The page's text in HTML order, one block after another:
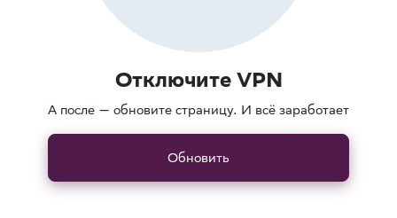
Отключите VPN
А после — обновите страницу. И всё заработает
Обновить